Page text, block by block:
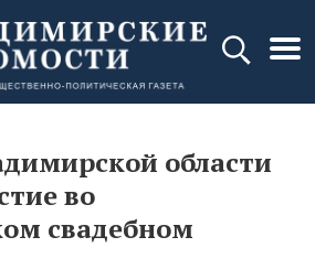
области
во
свадебном